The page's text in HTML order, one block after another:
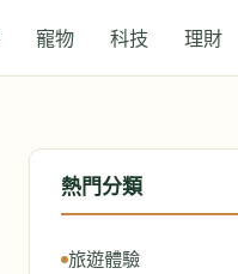
寵物 科技 理財
熱門分類
旅遊體驗